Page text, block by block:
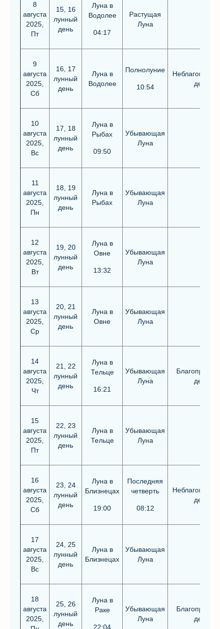
8
августа
2025,
Пт
15, 16
лунный
день
Луна в
Водолее
04:17
Растущая
Луна
9
августа
2025,
Сб
16, 17
лунный
день
Луна в
Водолее
Полнолуние
10:54
день
10
августа
2025,
Вс
17, 18
лунный
день
Луна в
Рыбах
09:50
Убывающая
Луна
11
августа
2025,
Пн
18, 19
лунный
день
Луна в
Рыбах
Убывающая
Луна
12
августа
2025,
Вт
19, 20
лунный
день
Луна в
Овне
13:32
Убывающая
Луна
13
августа
2025,
Ср
20, 21
лунный
день
Луна в
Овне
Убывающая
Луна
14
августа
2025,
Чт
21, 22
лунный
день
Луна в
Тельце
16:21
Убывающая
Луна
день
15
августа
2025,
Пт
22, 23
лунный
день
Луна в
Тельце
Убывающая
Луна
16
августа
2025,
Сб
23, 24
лунный
день
Луна в
Близнецах
19:00
Последняя
четверть
08:12
день
17
августа
2025,
Вс
24, 25
лунный
день
Луна в
Близнецах
Убывающая
Луна
18
августа
2025,
25, 26
лунный
день
Луна в
Раке
22:04
Убывающая
Луна
день